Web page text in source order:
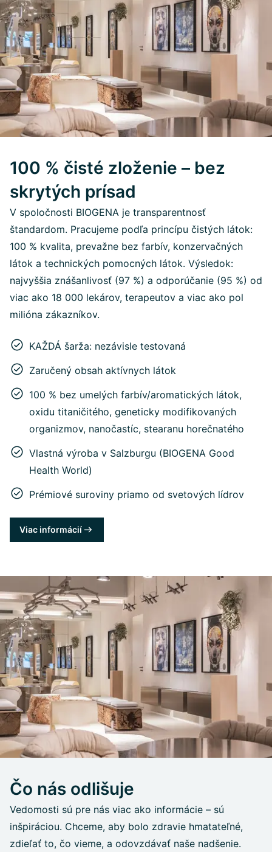
100 % čisté zloženie – bez
skrytých prísad
V spoločnosti BIOGENA je transparentnosť
štandardom. Pracujeme podľa princípu čistých látok:
100 % kvalita, prevažne bez farbív, konzervačných
látok a technických pomocných látok. Výsledok:
najvyššia znášanlivosť (97 %) a odporúčanie (95 %) od
viac ako 18 000 lekárov, terapeutov a viac ako pol
milióna zákazníkov.
KAŽDÁ šarža: nezávisle testovaná
Zaručený obsah aktívnych látok
100 % bez umelých farbív/aromatických látok,
oxidu titaničitého, geneticky modifikovaných
organizmov, nanočastíc, stearanu horečnatého
Vlastná výroba v Salzburgu (BIOGENA Good
Health World)
Prémiové suroviny priamo od svetových lídrov
Viac informácií
Čo nás odlišuje
Vedomosti sú pre nás viac ako informácie – sú
inšpiráciou. Chceme, aby bolo zdravie hmatateľné,
zdieľať to, čo vieme, a odovzdávať naše nadšenie.